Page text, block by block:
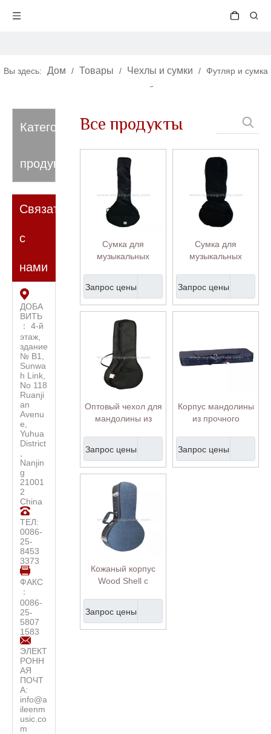
Вы здесь: Дом / Товары / Чехлы и сумки /
Футляр и сумка
для мандолин банджо
Категория
продукта
Связаться
с
нами
ДОБА
ВИТЬ
： 4-й
этаж,
здание
№ B1,
Sunwa
h Link,
No 118
Ruanji
an
Avenu
e,
Yuhua
District
Nanjin
g
21001
2
China
ТЕЛ:
0086-
25-
8453
3373
ФАКС
：
0086-
25-
5807
1583
ЭЛЕКТ
РОНН
АЯ
ПОЧТ
А:
info@a
ileenm
usic.co
m
Все продукты
Сумка для
музыкальных
(BGO602)
Запрос цены
Сумка для
музыкальных
Запрос цены
Оптовый чехол для
мандолины из
Запрос цены
Корпус мандолины
из прочного
формы (CSM006)
Запрос цены
Кожаный корпус
Wood Shell с
(CSM410)
Запрос цены